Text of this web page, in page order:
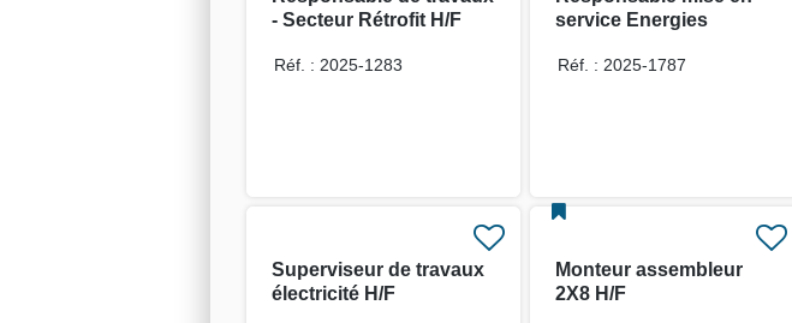
- Secteur Rétrofit H/F
Réf. : 2025-1283
service Energies
H/F
Réf. : 2025-1787
Superviseur de travaux
électricité H/F
Monteur assembleur
2X8 H/F